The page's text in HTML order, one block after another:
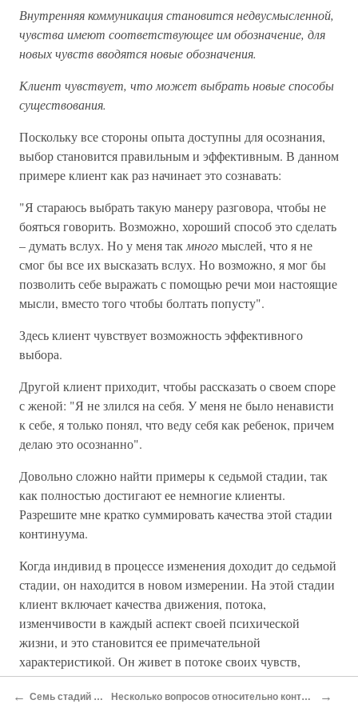
Внутренняя коммуникация становится недвусмысленной,
чувства имеют соответствующее им обозначение, для
новых чувств вводятся новые обозначения.
Клиент чувствует, что может выбрать новые способы
существования.
Поскольку все стороны опыта доступны для осознания,
выбор становится правильным и эффективным. В данном
примере клиент как раз начинает это сознавать:
"Я стараюсь выбрать такую манеру разговора, чтобы не
бояться говорить. Возможно, хороший способ это сделать
– думать вслух. Но у меня так многомыслей, что я не
смог бы все их высказать вслух. Но возможно, я мог бы
позволить себе выражать с помощью речи мои настоящие
мысли, вместо того чтобы болтать попусту".
Здесь клиент чувствует возможность эффективного
выбора.
Другой клиент приходит, чтобы рассказать о своем споре
с женой: "Я не злился на себя. У меня не было ненависти
к себе, я только понял, что веду себя как ребенок, причем
делаю это осознанно".
Довольно сложно найти примеры к седьмой стадии, так
как полностью достигают ее немногие клиенты.
Разрешите мне кратко суммировать качества этой стадии
континуума.
Когда индивид в процессе изменения доходит до седьмой
стадии, он находится в новом измерении. На этой стадии
клиент включает качества движения, потока,
изменчивости в каждый аспект своей психической
жизни, и это становится ее примечательной
характеристикой. Он живет в потоке своих чувств,
сознавая и принимая их, а также веря в них. У него
постоянно изменяются способы истолкования опыта,
← Семь стадий процесса Несколько вопросов относительно континуума этого процесса →